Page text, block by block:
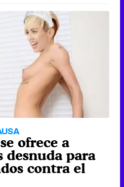
ofrece a
desnuda para
contra el